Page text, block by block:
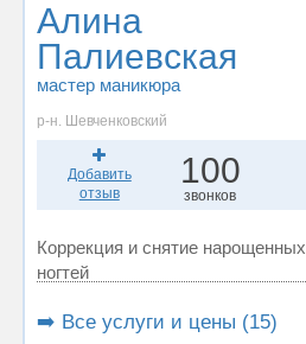
Алина
Палиевская
мастер маникюра
р-н. Шевченковский
Добавить
отзыв
100
звонков
Коррекция и снятие нарощенных
ногтей
➡️ Все услуги и цены (15)